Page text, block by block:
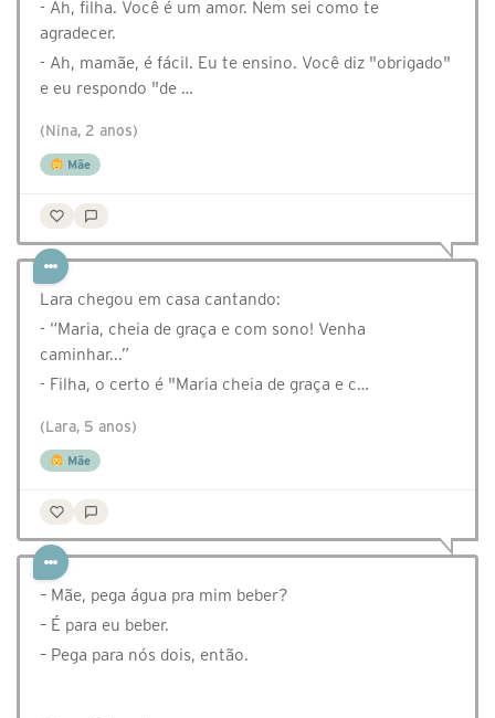
- Ah, filha. Você é um amor. Nem sei como te
agradecer.
- Ah, mamãe, é fácil. Eu te ensino. Você diz "obrigado"
e eu respondo "de …
(Nina, 2 anos)
Mãe
Lara chegou em casa cantando:
- “Maria, cheia de graça e com sono! Venha
caminhar...”
- Filha, o certo é "Maria cheia de graça e c…
(Lara, 5 anos)
Mãe
– Mãe, pega água pra mim beber?⠀
– É para eu beber.⠀
– Pega para nós dois, então.⠀